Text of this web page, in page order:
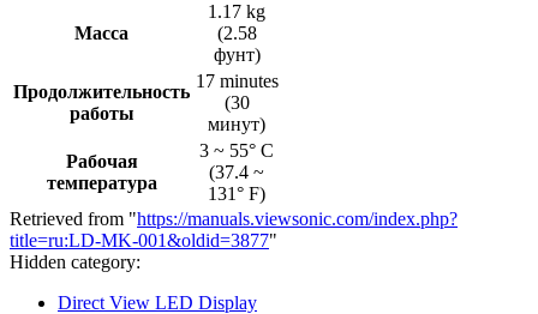
Масса
1.17 kg
(2.58
фунт)
Продолжительность
работы
17 minutes
(30
минут)
Рабочая
температура
3 ~ 55° C
(37.4 ~
131° F)
Retrieved from "https://manuals.viewsonic.com/index.php?
title=ru:LD-MK-001&oldid=3877"
Hidden category:
Direct View LED Display